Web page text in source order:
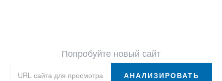
Попробуйте новый сайт
АНАЛИЗИРОВАТЬ